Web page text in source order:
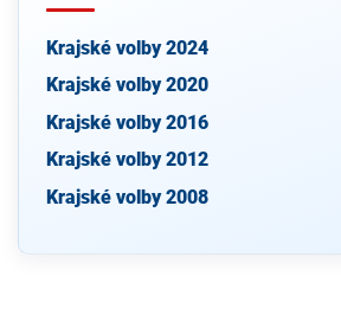
Krajské volby 2024
Krajské volby 2020
Krajské volby 2016
Krajské volby 2012
Krajské volby 2008